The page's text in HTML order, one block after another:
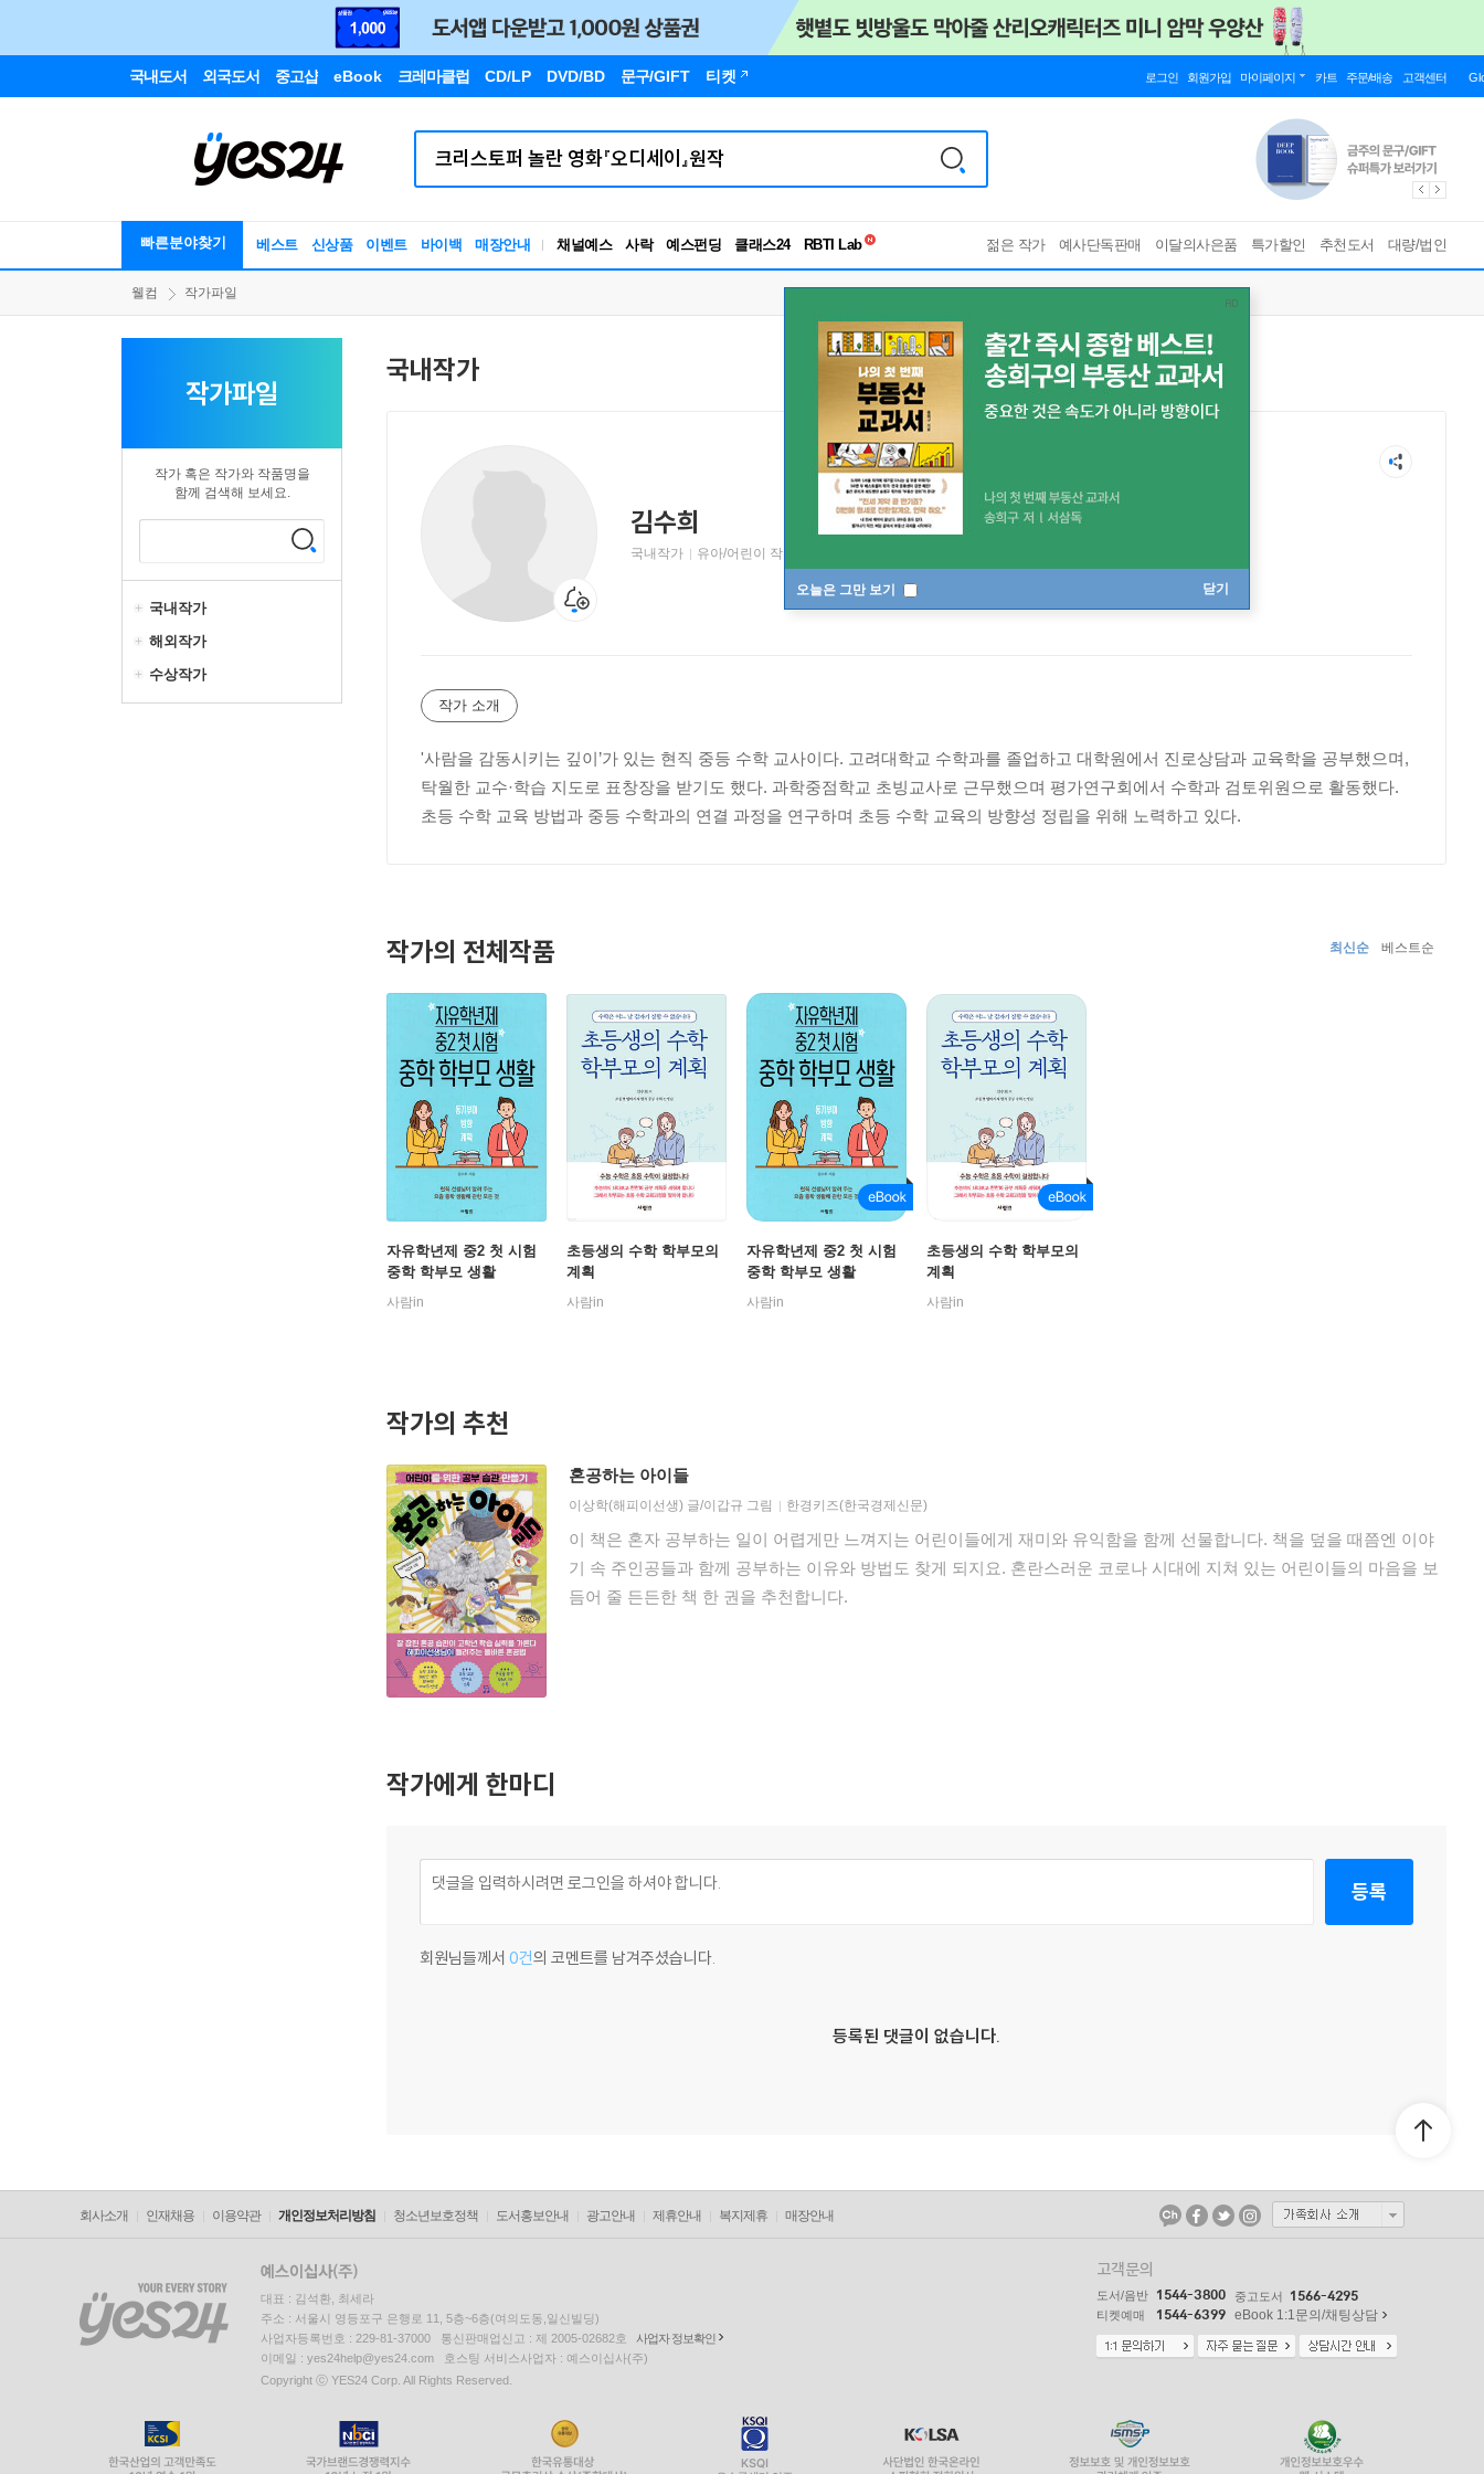
국내도서 외국도서 중고샵 eBook 크레마클럽 CD/LP DVD/BD 문구/GIFT 티켓 로그인 회원가입 마이페이지 카트 주문/배송 고객센터
빠른분야찾기 베스트 신상품 이벤트 바이백 매장안내 채널예스 사락 예스펀딩 클래스24
RBTI Lab
독서유형검사
젊은 작가 예사단독판매 이달의사은품 특가할인 추천도서 대량/법인
오늘은 그만 보기 닫기
웰컴 작가파일
작가파일
작가 혹은 작가와 작품명을
함께 검색해 보세요.
국내작가
해외작가
수상작가
국내작가
김수희
국내작가 유아/어린이 작가
작가 소개
'사람을 감동시키는 깊이’가 있는 현직 중등 수학 교사이다. 고려대학교 수학과를 졸업하고 대학원에서 진로상담과 교육학을 공부했으며,
탁월한 교수·학습 지도로 표창장을 받기도 했다. 과학중점학교 초빙교사로 근무했으며 평가연구회에서 수학과 검토위원으로 활동했다.
초등 수학 교육 방법과 중등 수학과의 연결 과정을 연구하며 초등 수학 교육의 방향성 정립을 위해 노력하고 있다.
작가의 전체작품 최신순 베스트순
자유학년제 중2 첫 시험
중학 학부모 생활
사람in
초등생의 수학 학부모의
계획
사람in
자유학년제 중2 첫 시험
중학 학부모 생활
사람in
초등생의 수학 학부모의
계획
사람in
작가의 추천
혼공하는 아이들
이상학(해피이선생) 글/이갑규 그림 한경키즈(한국경제신문)
이 책은 혼자 공부하는 일이 어렵게만 느껴지는 어린이들에게 재미와 유익함을 함께 선물합니다. 책을 덮을 때쯤엔 이야
기 속 주인공들과 함께 공부하는 이유와 방법도 찾게 되지요. 혼란스러운 코로나 시대에 지쳐 있는 어린이들의 마음을 보
듬어 줄 든든한 책 한 권을 추천합니다.
작가에게 한마디
등록
회원님들께서 0건의 코멘트를 남겨주셨습니다.
등록된 댓글이 없습니다.
회사소개 인재채용 이용약관 개인정보처리방침 청소년보호정책 도서홍보안내 광고안내 제휴안내 복지제휴 매장안내
대표 : 김석환, 최세라
주소 : 서울시 영등포구 은행로 11, 5층~6층(여의도동,일신빌딩)
사업자등록번호 : 229-81-37000 통신판매업신고 : 제 2005-02682호
사업자 정보확인
이메일 : yes24help@yes24.com 호스팅 서비스사업자 : 예스이십사(주)
Copyright ⓒ YES24 Corp. All Rights Reserved.
고객문의
도서/음반 1544-3800 중고도서 1566-4295
티켓예매 1544-6399 eBook 1:1문의/채팅상담